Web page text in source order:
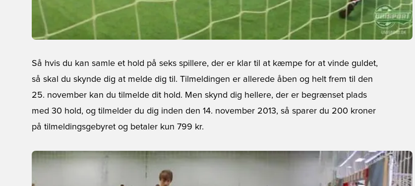
Så hvis du kan samle et hold på seks spillere, der er klar til at kæmpe for at vinde guldet,
så skal du skynde dig at melde dig til. Tilmeldingen er allerede åben og helt frem til den
25. november kan du tilmelde dit hold. Men skynd dig hellere, der er begrænset plads
med 30 hold, og tilmelder du dig inden den 14. november 2013, så sparer du 200 kroner
på tilmeldingsgebyret og betaler kun 799 kr.